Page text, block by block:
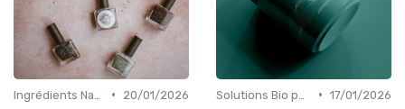
•
20/01/2026
• 17/01/2026